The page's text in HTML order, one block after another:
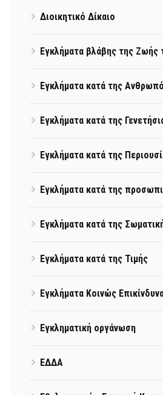
Διοικητικό Δίκαιο
Εγκλήματα βλάβης της
Εγκλήματα κατά της
Εγκλήματα κατά της
Εγκλήματα κατά της
Εγκλήματα κατά της
Εγκλήματα κατά της
Εγκλήματα κατά της Τιμής
Εγκλήματα Κοινώς
Εγκληματική οργάνωση
ΕΔΔΑ